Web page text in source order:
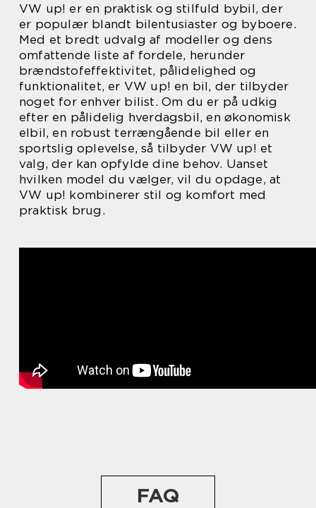
VW up! er en praktisk og stilfuld bybil, der
er populær blandt bilentusiaster og byboere.
Med et bredt udvalg af modeller og dens
omfattende liste af fordele, herunder
brændstofeffektivitet, pålidelighed og
funktionalitet, er VW up! en bil, der tilbyder
noget for enhver bilist. Om du er på udkig
efter en pålidelig hverdagsbil, en økonomisk
elbil, en robust terrængående bil eller en
sportslig oplevelse, så tilbyder VW up! et
valg, der kan opfylde dine behov. Uanset
hvilken model du vælger, vil du opdage, at
VW up! kombinerer stil og komfort med
praktisk brug.
FAQ